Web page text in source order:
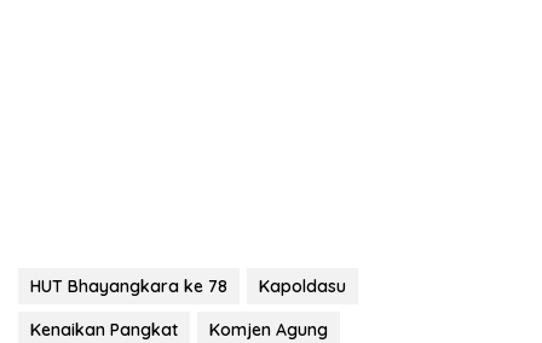
HUT Bhayangkara ke 78
Kapoldasu
Kenaikan Pangkat
Komjen Agung